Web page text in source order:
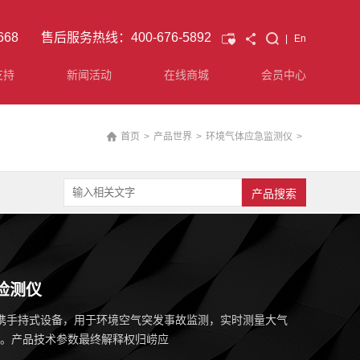
售后服务热线：400-676-5892 En
持 新闻活动 在线商城 会员中心
首页 > 产品世界 > 环境气体应急监测仪 >
测仪
持式设备，用于环境空气突发事故监测，实时测量大气
产品技术参数最终解释权归崂应